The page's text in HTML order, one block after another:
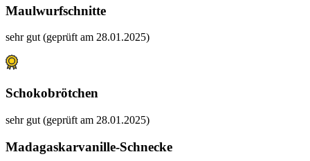
Maulwurfschnitte
sehr gut (geprüft am 28.01.2025)
Schokobrötchen
sehr gut (geprüft am 28.01.2025)
Madagaskarvanille-Schnecke